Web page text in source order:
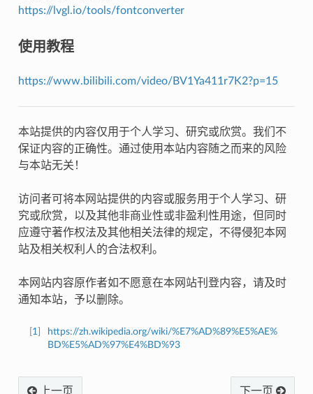
https://lvgl.io/tools/fontconverter
使用教程
https://www.bilibili.com/video/BV1Ya411r7K2?p=15
本站提供的内容仅用于个人学习、研究或欣赏。我们不
保证内容的正确性。通过使用本站内容随之而来的风险
与本站无关！
访问者可将本网站提供的内容或服务用于个人学习、研
究或欣赏，以及其他非商业性或非盈利性用途，但同时
应遵守著作权法及其他相关法律的规定，不得侵犯本网
站及相关权利人的合法权利。
本网站内容原作者如不愿意在本网站刊登内容，请及时
通知本站，予以删除。
1
https://zh.wikipedia.org/wiki/%E7%AD%89%E5%AE%
BD%E5%AD%97%E4%BD%93
上一页 下一页